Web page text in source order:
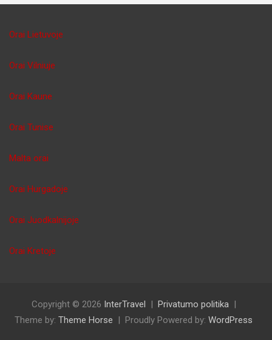
Orai Lietuvoje
Orai Vilniuje
Orai Kaune
Orai Tunise
Malta orai
Orai Hurgadoje
Orai Juodkalnijoje
Orai Kretoje
Copyright © 2026 InterTravel
Privatumo politika
Theme by: Theme Horse Proudly Powered by: WordPress